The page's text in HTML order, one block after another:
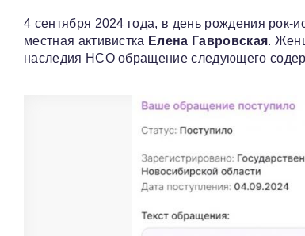
4 сентября 2024 года, в день рождения рок-
местная активистка Елена Гавровская.
наследия НСО обращение следующего